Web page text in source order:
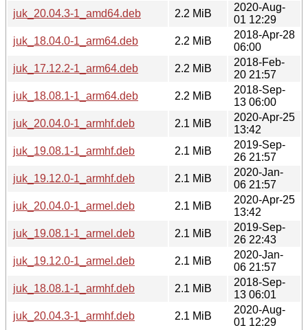
juk_20.04.3-1_amd64.deb
2.2 MiB
2020-Aug-
01 12:29
juk_18.04.0-1_arm64.deb
2.2 MiB
2018-Apr-28
06:00
juk_17.12.2-1_arm64.deb
2.2 MiB
2018-Feb-
20 21:57
juk_18.08.1-1_arm64.deb
2.2 MiB
2018-Sep-
13 06:00
juk_20.04.0-1_armhf.deb
2.1 MiB
2020-Apr-25
13:42
juk_19.08.1-1_armhf.deb
2.1 MiB
2019-Sep-
26 21:57
juk_19.12.0-1_armhf.deb
2.1 MiB
2020-Jan-
06 21:57
juk_20.04.0-1_armel.deb
2.1 MiB
2020-Apr-25
13:42
juk_19.08.1-1_armel.deb
2.1 MiB
2019-Sep-
26 22:43
juk_19.12.0-1_armel.deb
2.1 MiB
2020-Jan-
06 21:57
juk_18.08.1-1_armhf.deb
2.1 MiB
2018-Sep-
13 06:01
juk_20.04.3-1_armhf.deb
2.1 MiB
2020-Aug-
01 12:29